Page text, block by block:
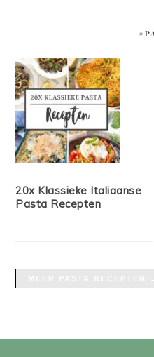
20x Klassieke Italiaanse
Pasta Recepten